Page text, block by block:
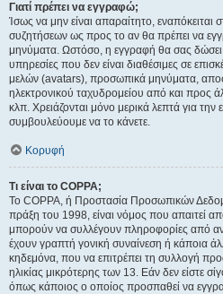
Γιατί πρέπει να εγγραφώ;
Ίσως να μην είναι απαραίτητο, εναπόκειται
συζητήσεων ως προς το αν θα πρέπει να
μηνύματα. Ωστόσο, η εγγραφή θα σας
υπηρεσίες που δεν είναι διαθέσιμες σε
μελών (avatars), προσωπικά μηνύματα,
ηλεκτρονικού ταχυδρομείου από και προς
κλπ. Χρειάζονται μόνο μερικά λεπτά για
συμβουλεύουμε να το κάνετε.
Κορυφή
Τι είναι το COPPA;
Το COPPA, ή Προστασία Προσωπικών
πράξη του 1998, είναι νόμος που απαιτεί
μπορούν να συλλέγουν πληροφορίες από
έχουν γραπτή γονική συναίνεση ή κάποια
κηδεμόνα, που να επιτρέπει τη συλλογή
ηλικίας μικρότερης των 13. Εάν δεν είστε
όπως κάποιος ο οποίος προσπαθεί να